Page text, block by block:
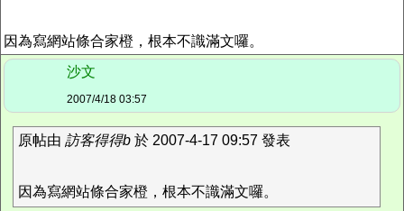
因為寫網站條合家橙，根本不識滿文囉。
沙文
2007/4/18 03:57
原帖由 訪客得得b 於 2007-4-17 09:57 發表
因為寫網站條合家橙，根本不識滿文囉。